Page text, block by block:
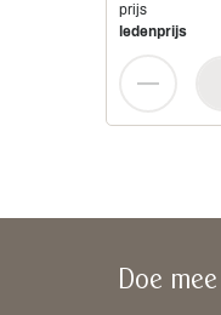
prijs
ledenprijs
Doe mee